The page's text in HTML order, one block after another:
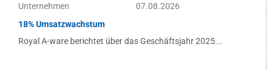
Unternehmen
07.08.2026
18% Umsatzwachstum
Royal A-ware berichtet über das Geschäftsjahr 2025...